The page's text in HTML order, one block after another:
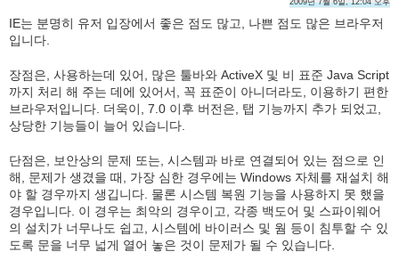
IE는 분명히 유저 입장에서 좋은 점도 많고, 나쁜 점도 많은 브라우저
입니다.
장점은, 사용하는데 있어, 많은 툴바와 ActiveX 및 비 표준 Java Script
까지 처리 해 주는 데에 있어서, 꼭 표준이 아니더라도, 이용하기 편한
브라우저입니다. 더욱이, 7.0 이후 버전은, 탭 기능까지 추가 되었고,
상당한 기능들이 늘어 있습니다.
단점은, 보안상의 문제 또는, 시스템과 바로 연결되어 있는 점으로 인
해, 문제가 생겼을 때, 가장 심한 경우에는 Windows 자체를 재설치 해
야 할 경우까지 생깁니다. 물론 시스템 복원 기능을 사용하지 못 했을
경우입니다. 이 경우는 최악의 경우이고, 각종 백도어 및 스파이웨어
의 설치가 너무나도 쉽고, 시스템에 바이러스 및 웜 등이 침투할 수 있
도록 문을 너무 넓게 열어 놓은 것이 문제가 될 수 있습니다.